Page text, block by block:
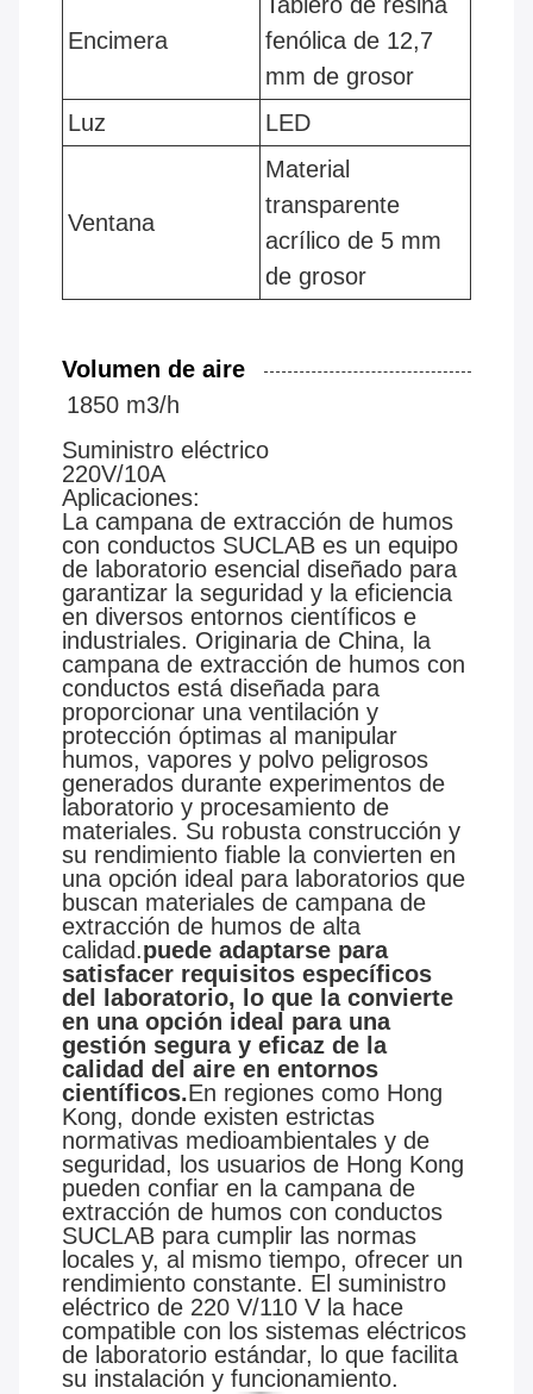
Encimera
Tablero de resina
fenólica de 12,7
mm de grosor
Luz
LED
Ventana
Material
transparente
acrílico de 5 mm
de grosor
Volumen de aire
1850 m3/h
Suministro eléctrico
220V/10A
Aplicaciones:
La campana de extracción de humos
con conductos SUCLAB es un equipo
de laboratorio esencial diseñado para
garantizar la seguridad y la eficiencia
en diversos entornos científicos e
industriales. Originaria de China, la
campana de extracción de humos con
conductos está diseñada para
proporcionar una ventilación y
protección óptimas al manipular
humos, vapores y polvo peligrosos
generados durante experimentos de
laboratorio y procesamiento de
materiales. Su robusta construcción y
su rendimiento fiable la convierten en
una opción ideal para laboratorios que
buscan materiales de campana de
extracción de humos de alta
calidad.puede adaptarse para
satisfacer requisitos específicos
del laboratorio, lo que la convierte
en una opción ideal para una
gestión segura y eficaz de la
calidad del aire en entornos
científicos.En regiones como Hong
Kong, donde existen estrictas
normativas medioambientales y de
seguridad, los usuarios de Hong Kong
pueden confiar en la campana de
extracción de humos con conductos
SUCLAB para cumplir las normas
locales y, al mismo tiempo, ofrecer un
rendimiento constante. El suministro
eléctrico de 220 V/110 V la hace
compatible con los sistemas eléctricos
de laboratorio estándar, lo que facilita
su instalación y funcionamiento.